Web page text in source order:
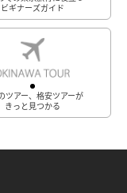
ビギナーズガイド
ツアー、格安ツアーが
きっと見つかる